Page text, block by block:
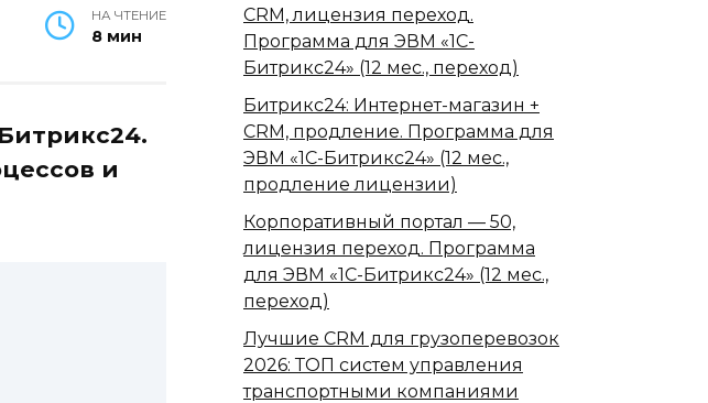
НА ЧТЕНИЕ
8 мин
и
CRM, лицензия переход.
Программа для ЭВМ «1С-
Битрикс24» (12 мес., переход)
Битрикс24: Интернет-магазин +
CRM, продление. Программа для
ЭВМ «1С-Битрикс24» (12 мес.,
продление лицензии)
Корпоративный портал — 50,
лицензия переход. Программа
для ЭВМ «1С-Битрикс24» (12 мес.,
переход)
Лучшие CRM для грузоперевозок
2026: ТОП систем управления
транспортными компаниями